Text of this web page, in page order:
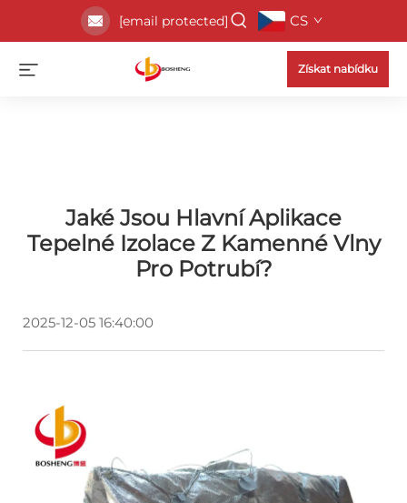
[email protected] CS
Získat nabídku
Jaké Jsou Hlavní Aplikace
Tepelné Izolace Z Kamenné Vlny
Pro Potrubí?
2025-12-05 16:40:00